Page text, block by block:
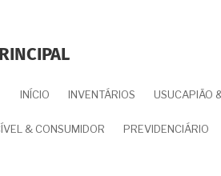
INÍCIO INVENTÁRIOS USUCAPIÃO
& CONSUMIDOR PREVIDENCIÁRIO